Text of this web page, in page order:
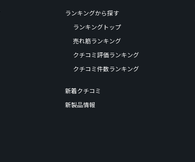
ランキングから探す
ランキングトップ
売れ筋ランキング
クチコミ評価ランキング
クチコミ件数ランキング
新着クチコミ
新製品情報